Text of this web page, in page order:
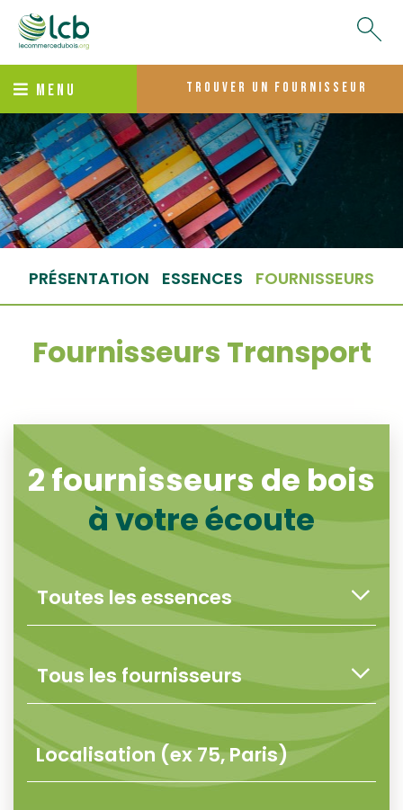
MENU trouver un fournisseur
PRÉSENTATION ESSENCES FOURNISSEURS
Fournisseurs Transport
2fournisseurs de bois
à votre écoute